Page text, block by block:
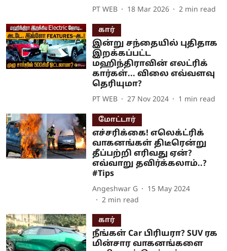
PT WEB 18 Mar 2026 2 min read
கார்
இன்று சந்தையில் புதிதாக
இறக்கப்பட்ட
மஹிந்திராவின் எலட்ரிக்
கார்கள்... விலை எவ்வளவு
தெரியுமா?
PT WEB 27 Nov 2024 1 min read
மோட்டார்
எச்சரிக்கை! எலெக்ட்ரிக்
வாகனங்கள் திடீரென்று
தீப்பற்றி எரிவது ஏன்?
எவ்வாறு தவிர்க்கலாம்..?
#Tips
Angeshwar G
15 May 2024
2 min read
கார்
நீங்கள் Car பிரியரா? SUV ரக
மின்சார வாகனங்களை